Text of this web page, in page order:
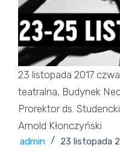
23 listopada 2017
teatralna, Budynek
Prorektor ds.
Arnold Kłonczyński
admin 23 listopada